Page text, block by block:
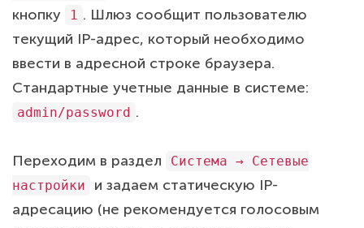
кнопку
1 . Шлюз сообщит пользователю
текущий IP-адрес, который необходимо
ввести в адресной строке браузера.
Стандартные учетные данные в системе:
admin/password .
Переходим в раздел
Система → Сетевые
настройки
и задаем статическую IP-
адресацию (не рекомендуется голосовым